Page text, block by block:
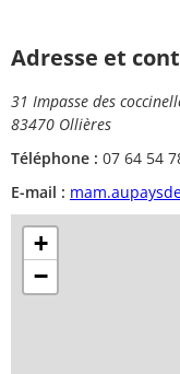
Adresse et
31 Impasse des
83470 Ollières
Téléphone : 07 64 54
E-mail :
+
−